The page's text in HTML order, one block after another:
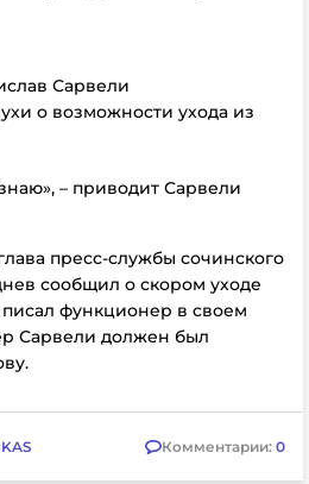
Сарвели
о возможности ухода из
– приводит Сарвели
пресс-службы сочинского
сообщил о скором уходе
функционер в своем
Сарвели должен был
Комментарии: 0